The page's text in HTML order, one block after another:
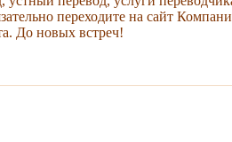
переходите на сайт
До новых встреч!